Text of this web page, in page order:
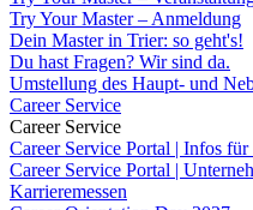
Try Your Master – Anmeldung
Dein Master in Trier: so geht's!
Du hast Fragen? Wir sind da.
Umstellung des Haupt- und
Career Service
Career Service
Career Service Portal | Infos für
Career Service Portal |
Karrieremessen